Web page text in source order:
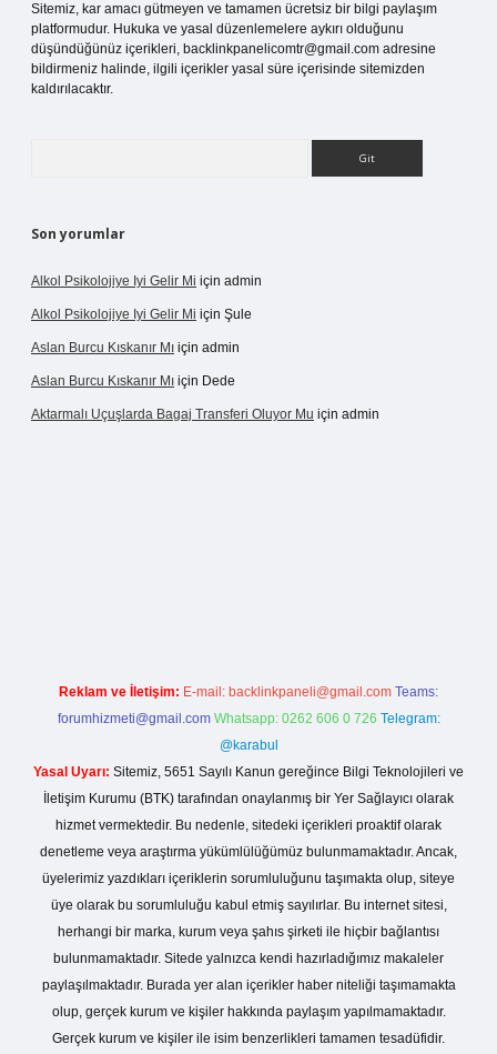
Sitemiz, kar amacı gütmeyen ve tamamen ücretsiz bir bilgi paylaşım
platformudur. Hukuka ve yasal düzenlemelere aykırı olduğunu
düşündüğünüz içerikleri, backlinkpanelicomtr@gmail.com adresine
bildirmeniz halinde, ilgili içerikler yasal süre içerisinde sitemizden
kaldırılacaktır.
Son yorumlar
Alkol Psikolojiye Iyi Gelir Mi için admin
Alkol Psikolojiye Iyi Gelir Mi için Şule
Aslan Burcu Kıskanır Mı için admin
Aslan Burcu Kıskanır Mı için Dede
Aktarmalı Uçuşlarda Bagaj Transferi Oluyor Mu için admin
Reklam ve İletişim: E-mail: backlinkpaneli@gmail.com Teams:
forumhizmeti@gmail.com Whatsapp: 0262 606 0 726 Telegram:
@karabul
Yasal Uyarı: Sitemiz, 5651 Sayılı Kanun gereğince Bilgi Teknolojileri ve
İletişim Kurumu (BTK) tarafından onaylanmış bir Yer Sağlayıcı olarak
hizmet vermektedir. Bu nedenle, sitedeki içerikleri proaktif olarak
denetleme veya araştırma yükümlülüğümüz bulunmamaktadır. Ancak,
üyelerimiz yazdıkları içeriklerin sorumluluğunu taşımakta olup, siteye
üye olarak bu sorumluluğu kabul etmiş sayılırlar. Bu internet sitesi,
herhangi bir marka, kurum veya şahıs şirketi ile hiçbir bağlantısı
bulunmamaktadır. Sitede yalnızca kendi hazırladığımız makaleler
paylaşılmaktadır. Burada yer alan içerikler haber niteliği taşımamakta
olup, gerçek kurum ve kişiler hakkında paylaşım yapılmamaktadır.
Gerçek kurum ve kişiler ile isim benzerlikleri tamamen tesadüfidir.